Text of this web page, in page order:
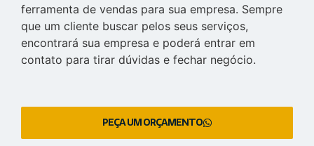
ferramenta de vendas para sua empresa. Sempre
que um cliente buscar pelos seus serviços,
encontrará sua empresa e poderá entrar em
contato para tirar dúvidas e fechar negócio.
PEÇA UM ORÇAMENTO